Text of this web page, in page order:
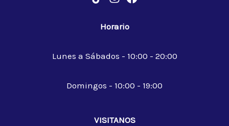
Horario
Lunes a Sábados - 10:00 - 20:00
Domingos - 10:00 - 19:00
VISITANOS